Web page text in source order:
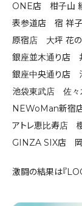
ONE店 柑子山
表参道店 宿 祥子
原宿店 大坪 花
銀座並木通り店
銀座中央通り店
池袋東武店 佐々
NEWoMan新宿
アトレ恵比寿店
GINZA SIX店
激闘の結果は『